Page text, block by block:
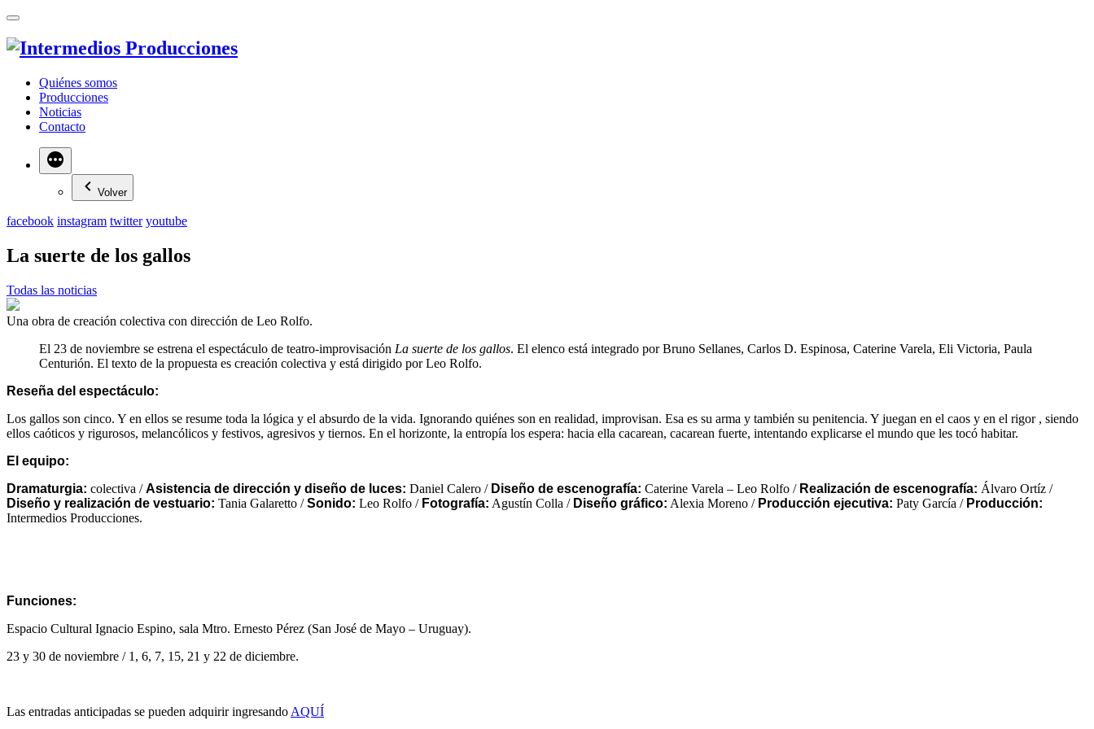
Quiénes somos
Producciones
Noticias
Contacto
Más
Volver
facebook instagram twitter youtube
La suerte de los gallos
Todas las noticias
Una obra de creación colectiva con dirección de Leo Rolfo.
El 23 de noviembre se estrena el espectáculo de teatro-improvisación La suerte de los gallos. El elenco está integrado por Bruno Sellanes, Carlos D. Espinosa, Caterine Varela, Eli Victoria, Paula
Centurión. El texto de la propuesta es creación colectiva y está dirigido por Leo Rolfo.
Reseña del espectáculo:
Los gallos son cinco. Y en ellos se resume toda la lógica y el absurdo de la vida. Ignorando quiénes son en realidad, improvisan. Esa es su arma y también su penitencia. Y juegan en el caos y en el rigor , siendo
ellos caóticos y rigurosos, melancólicos y festivos, agresivos y tiernos. En el horizonte, la entropía los espera: hacia ella cacarean, cacarean fuerte, intentando explicarse el mundo que les tocó habitar.
El equipo:
Dramaturgia: colectiva /Asistencia de dirección y diseño de luces: Daniel Calero / Diseño de escenografía: Caterine Varela – Leo Rolfo / Realización de escenografía: Álvaro Ortíz /
Diseño y realización de vestuario: Tania Galaretto /Sonido: Leo Rolfo / Fotografía: Agustín Colla / Diseño gráfico: Alexia Moreno / Producción ejecutiva: Paty García / Producción:
Intermedios Producciones.
Funciones:
Espacio Cultural Ignacio Espino, sala Mtro. Ernesto Pérez (San José de Mayo – Uruguay).
23 y 30 de noviembre / 1, 6, 7, 15, 21 y 22 de diciembre.
Las entradas anticipadas se pueden adquirir ingresando AQUÍ